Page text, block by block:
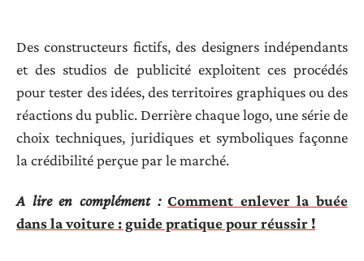
Des constructeurs fictifs, des designers indépendants
et des studios de publicité exploitent ces procédés
pour tester des idées, des territoires graphiques ou des
réactions du public. Derrière chaque logo, une série de
choix techniques, juridiques et symboliques façonne
la crédibilité perçue par le marché.
A lire en complément : Comment enlever la buée
dans la voiture : guide pratique pour réussir !